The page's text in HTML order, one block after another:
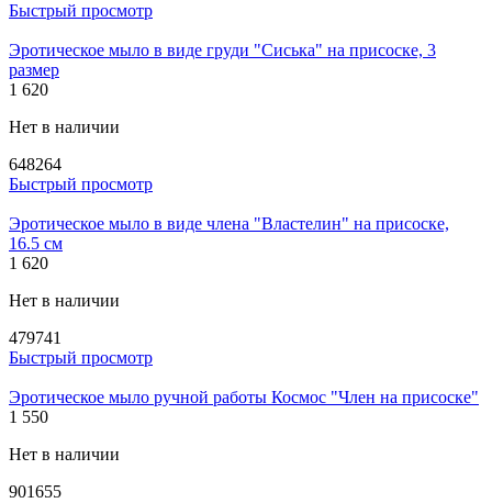
Быстрый просмотр
Эротическое мыло в виде груди "Сиська" на присоске, 3
размер
1 620
Нет в наличии
648264
Быстрый просмотр
Эротическое мыло в виде члена "Властелин" на присоске,
16.5 см
1 620
Нет в наличии
479741
Быстрый просмотр
Эротическое мыло ручной работы Космос "Член на присоске"
1 550
Нет в наличии
901655